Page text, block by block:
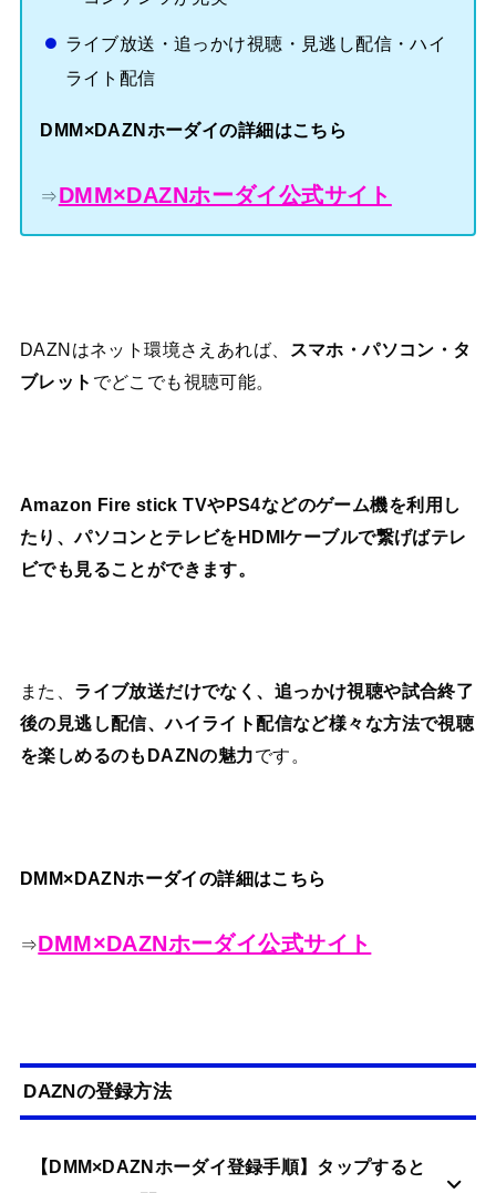
ライブ放送・追っかけ視聴・見逃し配信・ハイ
ライト配信
DMM×DAZNホーダイの詳細はこちら
⇒DMM×DAZNホーダイ公式サイト
DAZNはネット環境さえあれば、
スマホ・パソコン・タ
ブレット でどこでも視聴可能。
Amazon Fire stick TVやPS4などのゲーム機を利用し
たり、パソコンとテレビをHDMIケーブルで繋げばテレ
ビでも見ることができます。
また、 ライブ放送だけでなく、追っかけ視聴や試合終了
後の見逃し配信、ハイライト配信など様々な方法で視聴
を楽しめるのもDAZNの魅力です。
DMM×DAZNホーダイの詳細はこちら
⇒DMM×DAZNホーダイ公式サイト
DAZNの登録方法
【DMM×DAZNホーダイ登録手順】タップすると